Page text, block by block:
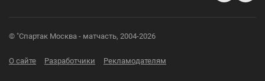
© "Спартак Москва - матчасть, 2004-2026
О сайте Разработчики Рекламодателям